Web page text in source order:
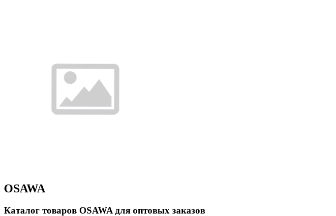
OSAWA
Каталог товаров OSAWA для оптовых заказов